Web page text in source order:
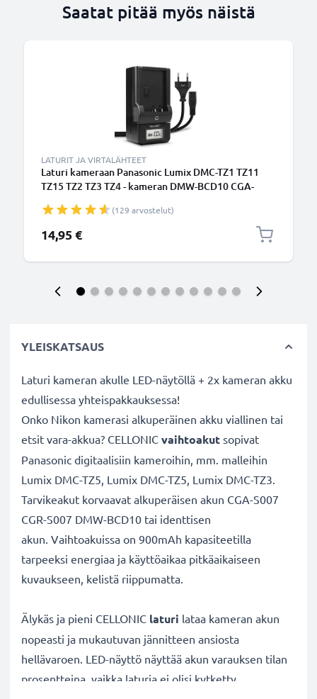
Saatat pitää myös näistä
LATURIT JA VIRTALÄHTEET
Laturi kameraan Panasonic Lumix DMC-TZ1 TZ11
TZ15 TZ2 TZ3 TZ4 - kameran DMW-BCD10 CGA-
(129 arvostelut)
14,95 €
YLEISKATSAUS
Laturi kameran akulle LED-näytöllä + 2x kameran akku
edullisessa yhteispakkauksessa!
Onko Nikon kamerasi alkuperäinen akku viallinen tai
etsit vara-akkua? CELLONIC vaihtoakut sopivat
Panasonic digitaalisiin kameroihin, mm. malleihin
Lumix DMC-TZ5, Lumix DMC-TZ5, Lumix DMC-TZ3.
Tarvikeakut korvaavat alkuperäisen akun CGA-S007
CGR-S007 DMW-BCD10 tai identtisen
akun. Vaihtoakuissa on 900mAh kapasiteetilla
tarpeeksi energiaa ja käyttöaikaa pitkäaikaiseen
kuvaukseen, kelistä riippumatta.
Älykäs ja pieni CELLONIC laturi lataa kameran akun
nopeasti ja mukautuvan jännitteen ansiosta
hellävaroen. LED-näyttö näyttää akun varauksen tilan
prosentteina, vaikka laturia ei olisi kytketty